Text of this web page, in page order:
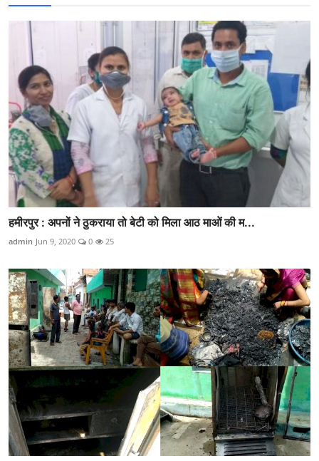
हमीरपुर : अपनों ने ठुकराया तो बेटी को मिला आठ माओं की म...
admin Jun 9, 2020 0 25